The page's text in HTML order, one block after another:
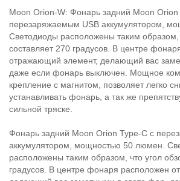
Moon Orion-W: Фонарь задний Moon Orion
перезаряжаемым USB аккумулятором,
Светодиоды расположены таким образом,
составляет 270 градусов. В центре
отражающий элемент, делающий вас
даже если фонарь выключен. Мощное
крепление с магнитом, позволяет легко
устанавливать фонарь, а так же
сильной тряске.
Фонарь задний Moon Orion Type-C с
аккумулятором, мощностью 50 люмен.
расположены таким образом, что угол
градусов. В центре фонаря расположен